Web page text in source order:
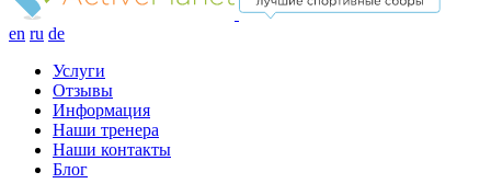
en ru de
Услуги
Отзывы
Информация
Наши тренера
Наши контакты
Блог